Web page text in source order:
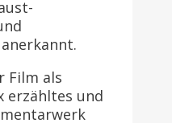
Film als
erzähltes und